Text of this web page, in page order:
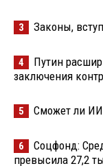
3 Законы,
4
Путин
заключения
5 Сможет ли ИИ
6
Соцфонд:
превысила 27,2